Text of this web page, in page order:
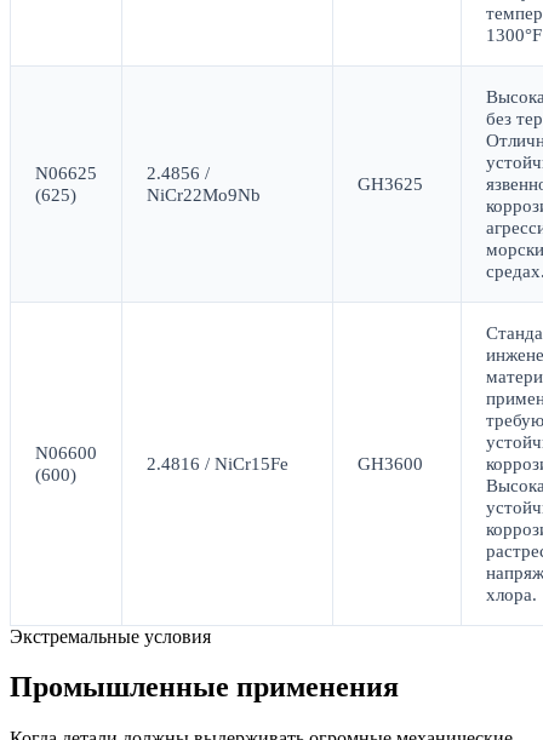
N06625
(625)
2.4856 /
NiCr22Mo9Nb
GH3625
без
N06600
(600)
2.4816 / NiCr15Fe GH3600
хлора.
Экстремальные условия
Промышленные применения